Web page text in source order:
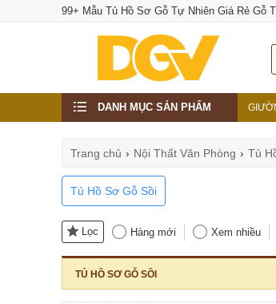
99+ Mẫu Tủ Hồ Sơ Gỗ Tự Nhiên Giá Rẻ Gỗ
DANH MỤC SẢN PHẨM
Trang chủ › Nội Thất Văn Phòng › Tủ
Tủ Hồ Sơ Gỗ Sồi
Lọc Hàng mới Xem nhiều
TỦ HỒ SƠ GỖ SỒI